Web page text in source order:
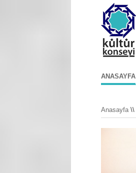
ANASAYFA
Anasayfa\\